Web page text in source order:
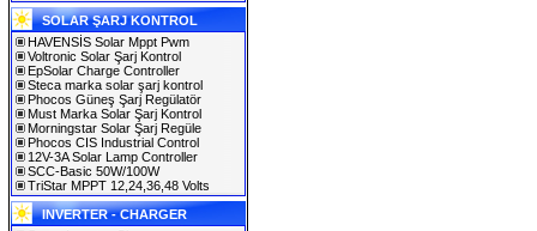
SOLAR ŞARJ KONTROL
HAVENSİS Solar Mppt Pwm
Voltronic Solar Şarj Kontrol
EpSolar Charge Controller
Steca marka solar şarj kontrol
Phocos Güneş Şarj Regülatör
Must Marka Solar Şarj Kontrol
Morningstar Solar Şarj Regüle
Phocos CIS Industrial Control
12V-3A Solar Lamp Controller
SCC-Basic 50W/100W
TriStar MPPT 12,24,36,48 Volts
INVERTER - CHARGER